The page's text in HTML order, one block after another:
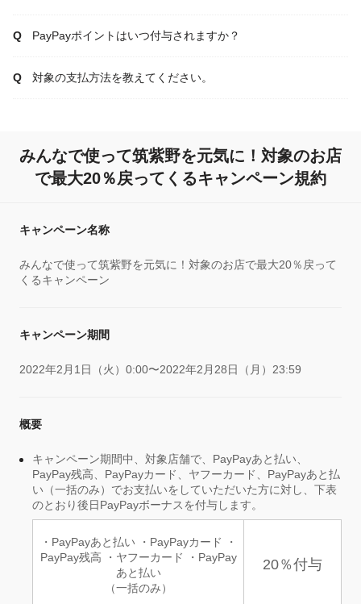
PayPayポイントはいつ付与されますか？
対象の支払方法を教えてください。
みんなで使って筑紫野を元気に！対象のお店
で最大20％戻ってくるキャンペーン規約
キャンペーン名称
みんなで使って筑紫野を元気に！対象のお店で最大20％戻って
くるキャンペーン
キャンペーン期間
2022年2月1日（火）0:00〜2022年2月28日（月）23:59
概要
キャンペーン期間中、対象店舗で、PayPayあと払い、
PayPay残高、PayPayカード、ヤフーカード、PayPayあと払
い（一括のみ）でお支払いをしていただいた方に対し、下表
のとおり後日PayPayボーナスを付与します。
・PayPayあと払い ・PayPayカード ・
PayPay残高 ・ヤフーカード ・PayPay
あと払い
（一括のみ）
20％付与